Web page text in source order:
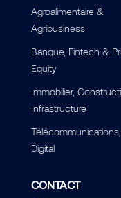
Agroalimentaire &
Agribusiness
Banque, Fintech &
Equity
Immobilier,
Infrastructure
Digital
CONTACT